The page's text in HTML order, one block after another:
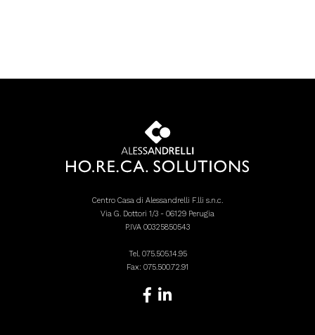
Centro Casa di Alessandrelli F.lli s.n.c.
Via G. Dottori 1/3 - 06129 Perugia
P.IVA 00325850543
Tel. 075.505.14.95
Fax: 075.500.72.91